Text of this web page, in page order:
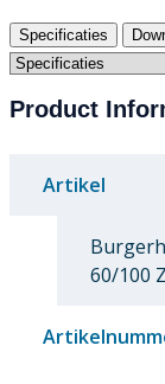
Specificaties
Product
Artikel
60/100